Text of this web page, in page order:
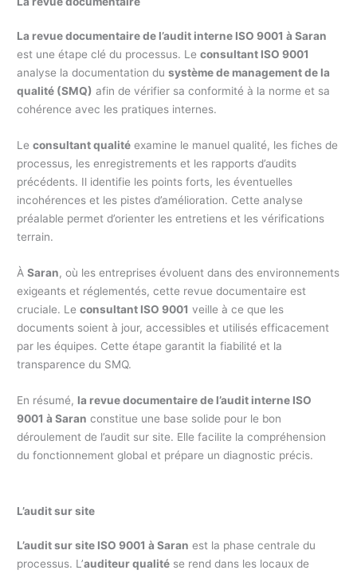
La revue documentaire de l’audit interne ISO 9001 à Saran
est une étape clé du processus. Leconsultant ISO 9001
analyse la documentation dusystème de management de la
qualité (SMQ) afin de vérifier sa conformité à la norme et sa
cohérence avec les pratiques internes.
Leconsultant qualité examine le manuel qualité, les fiches de
processus, les enregistrements et les rapports d’audits
précédents. Il identifie les points forts, les éventuelles
incohérences et les pistes d’amélioration. Cette analyse
préalable permet d’orienter les entretiens et les vérifications
terrain.
ÀSaran, où les entreprises évoluent dans des environnements
exigeants et réglementés, cette revue documentaire est
cruciale. Leconsultant ISO 9001 veille à ce que les
documents soient à jour, accessibles et utilisés efficacement
par les équipes. Cette étape garantit la fiabilité et la
transparence du SMQ.
En résumé, la revue documentaire de l’audit interne ISO
9001 à Saran constitue une base solide pour le bon
déroulement de l’audit sur site. Elle facilite la compréhension
du fonctionnement global et prépare un diagnostic précis.
L’audit sur site
L’audit sur site ISO 9001 à Saran est la phase centrale du
processus. L’auditeur qualité se rend dans les locaux de